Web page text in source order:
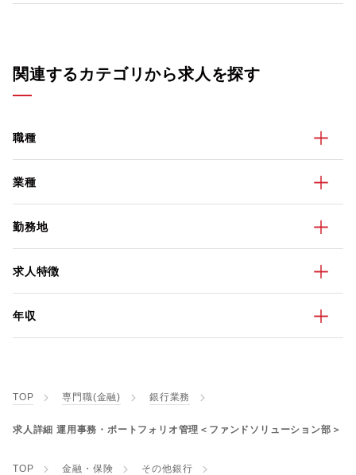
関連するカテゴリから求人を探す
職種
業種
勤務地
求人特徴
年収
TOP 専門職(金融) 銀行業務
求人詳細 運用事務・ポートフォリオ管理＜ファンドソリューション部＞
TOP 金融・保険 その他銀行